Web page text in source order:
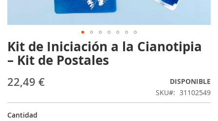
Kit de Iniciación a la Cianotipia
– Kit de Postales
22,49 €
DISPONIBLE
SKU
31102549
Cantidad
Saltar
al
comienzo
la
de
imágenes